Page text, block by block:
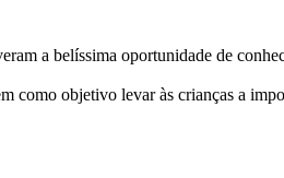
a belíssima oportunidade de
como objetivo levar às crianças a